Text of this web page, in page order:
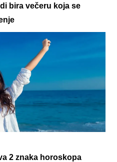
bira večeru koja se
2 znaka horoskopa